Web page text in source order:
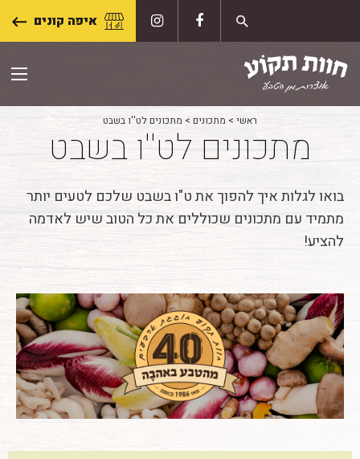
content
איפה קונים
ראשי > מתכונים > מתכונים לט''ו בשבט
מתכונים לט''ו בשבט
בואו לגלות איך להפוך את ט"ו בשבט שלכם לטעים יותר
מתמיד עם מתכונים שכוללים את כל הטוב שיש לאדמה
להציע!